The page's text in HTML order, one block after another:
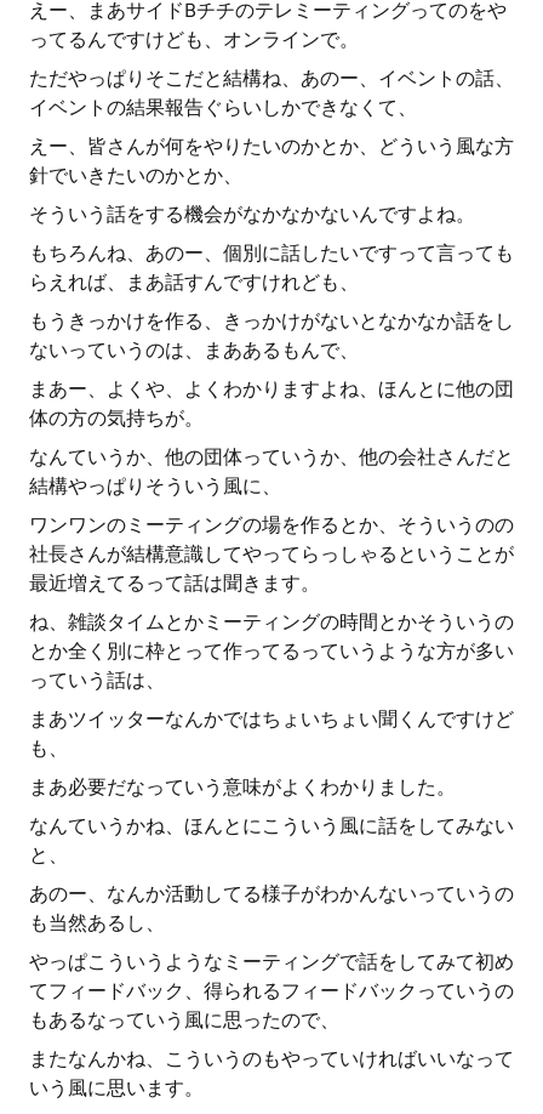
えー、まあサイドBチチのテレミーティングってのをや
ってるんですけども、オンラインで。
ただやっぱりそこだと結構ね、あのー、イベントの話、
イベントの結果報告ぐらいしかできなくて、
えー、皆さんが何をやりたいのかとか、どういう風な方
針でいきたいのかとか、
そういう話をする機会がなかなかないんですよね。
もちろんね、あのー、個別に話したいですって言っても
らえれば、まあ話すんですけれども、
もうきっかけを作る、きっかけがないとなかなか話をし
ないっていうのは、まああるもんで、
まあー、よくや、よくわかりますよね、ほんとに他の団
体の方の気持ちが。
なんていうか、他の団体っていうか、他の会社さんだと
結構やっぱりそういう風に、
ワンワンのミーティングの場を作るとか、そういうのの
社長さんが結構意識してやってらっしゃるということが
最近増えてるって話は聞きます。
ね、雑談タイムとかミーティングの時間とかそういうの
とか全く別に枠とって作ってるっていうような方が多い
っていう話は、
まあツイッターなんかではちょいちょい聞くんですけど
も、
まあ必要だなっていう意味がよくわかりました。
なんていうかね、ほんとにこういう風に話をしてみない
と、
あのー、なんか活動してる様子がわかんないっていうの
も当然あるし、
やっぱこういうようなミーティングで話をしてみて初め
てフィードバック、得られるフィードバックっていうの
もあるなっていう風に思ったので、
またなんかね、こういうのもやっていければいいなって
いう風に思います。